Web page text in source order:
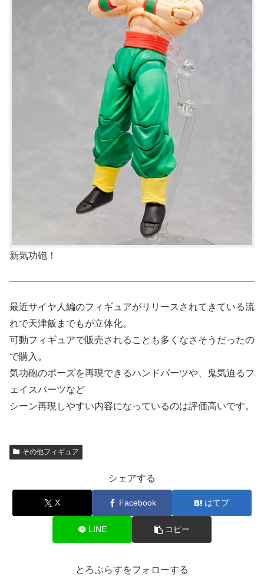
新気功砲！
最近サイヤ人編のフィギュアがリリースされてきている流
れで天津飯までもが立体化。
可動フィギュアで販売されることも多くなさそうだったの
で購入。
気功砲のポーズを再現できるハンドパーツや、鬼気迫るフ
ェイスパーツなど
シーン再現しやすい内容になっているのは評価高いです。
その他フィギュア
シェアする
X Facebook はてブ
LINE コピー
とろぷらすをフォローする